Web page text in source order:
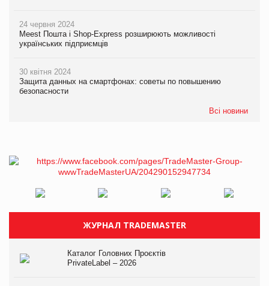
24 червня 2024
Meest Пошта і Shop-Express розширюють можливості
українських підприємців
30 квітня 2024
Защита данных на смартфонах: советы по повышению
безопасности
Всі новини
ЖУРНАЛ TRADEMASTER
Каталог Головних Проєктів
PrivateLabel – 2026